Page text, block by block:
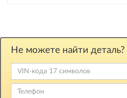
Не можете найти деталь?